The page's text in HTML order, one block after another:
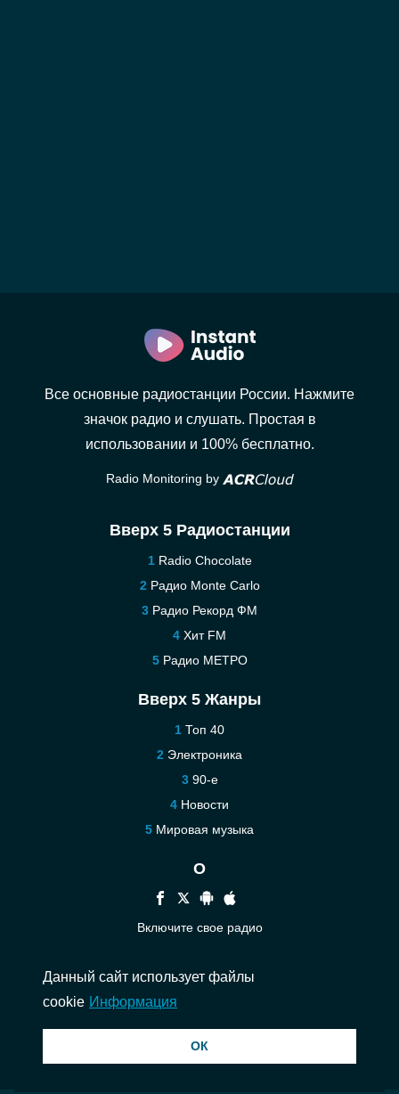
Все основные радиостанции России. Нажмите
значок радио и слушать. Простая в
использовании и 100% бесплатно.
Radio Monitoring by
Вверх 5 Радиостанции
Radio Chocolate
Радио Monte Carlo
Радио Рекорд ФМ
Хит FM
Радио МЕТРО
Вверх 5 Жанры
Топ 40
Электроника
90-е
Новости
Мировая музыка
О
Включите свое радио
Связаться
конфиденциальности
Данный сайт использует файлы
cookie Информация
ОК